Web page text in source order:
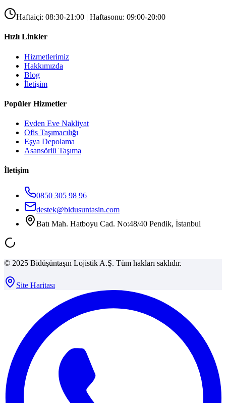
Haftaiçi: 08:30-21:00 | Haftasonu: 09:00-20:00
Hızlı Linkler
Hizmetlerimiz
Hakkımızda
Blog
İletişim
Popüler Hizmetler
Evden Eve Nakliyat
Ofis Taşımacılığı
Eşya Depolama
Asansörlü Taşıma
İletişim
0850 305 98 96
destek@bidusuntasin.com
Batı Mah. Hatboyu Cad. No:48/40 Pendik, İstanbul
© 2025 Bidüşüntaşın Lojistik A.Ş. Tüm hakları saklıdır.
Site Haritası